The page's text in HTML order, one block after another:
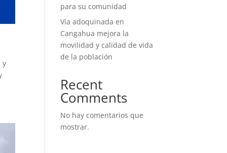
y
para su comunidad
Vía adoquinada en
Cangahua mejora la
movilidad y calidad de vida
de la población
Recent
Comments
No hay comentarios que
mostrar.